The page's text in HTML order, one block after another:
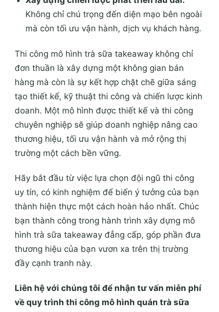
Không chỉ chú trọng đến diện mạo bên ngoài
mà còn tối ưu vận hành, dịch vụ khách hàng.
Thi công mô hình trà sữa takeaway không chỉ
đơn thuần là xây dựng một không gian bán
hàng mà còn là sự kết hợp chặt chẽ giữa sáng
tạo thiết kế, kỹ thuật thi công và chiến lược kinh
doanh. Một mô hình được thiết kế và thi công
chuyên nghiệp sẽ giúp doanh nghiệp nâng cao
thương hiệu, tối ưu vận hành và mở rộng thị
trường một cách bền vững.
Hãy bắt đầu từ việc lựa chọn đội ngũ thi công
uy tín, có kinh nghiệm để biến ý tưởng của bạn
thành hiện thực một cách hoàn hảo nhất. Chúc
bạn thành công trong hành trình xây dựng mô
hình trà sữa takeaway đẳng cấp, góp phần đưa
thương hiệu của bạn vươn xa trên thị trường
đầy cạnh tranh này.
Liên hệ với chúng tôi để nhận tư vấn miễn phí
về quy trình thi công mô hình quán trà sữa